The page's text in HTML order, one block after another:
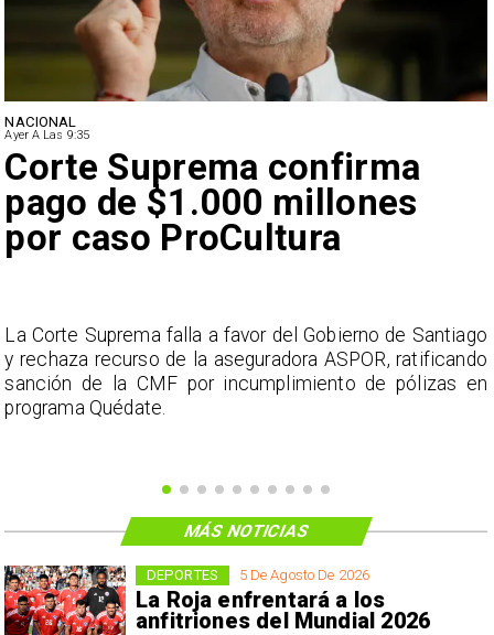
NACIONAL
Ayer A Las 9:35
Corte Suprema confirma
pago de $1.000 millones
por caso ProCultura
La Corte Suprema falla a favor del Gobierno de Santiago
y rechaza recurso de la aseguradora ASPOR, ratificando
sanción de la CMF por incumplimiento de pólizas en
programa Quédate.
5 De Agosto De 2026
La Roja enfrentará a los
anfitriones del Mundial 2026
DEPORTES
MÁS NOTICIAS